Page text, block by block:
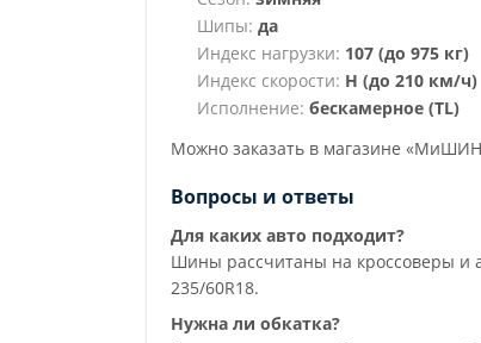
Шипы: да
Индекс нагрузки: 107 (до 975 кг)
Индекс скорости: H (до 210 км/ч)
Исполнение: бескамерное (TL)
Можно заказать в магазине
Вопросы и ответы
Для каких авто подходит?
Шины рассчитаны на кроссоверы и
235/60R18.
Нужна ли обкатка?